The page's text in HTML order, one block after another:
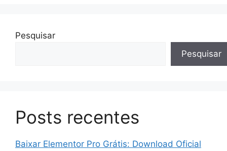
Pesquisar
Pesquisar
Posts recentes
Baixar Elementor Pro Grátis: Download Oficial